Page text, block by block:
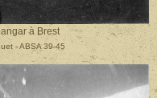
à Brest
- ABSA 39-45